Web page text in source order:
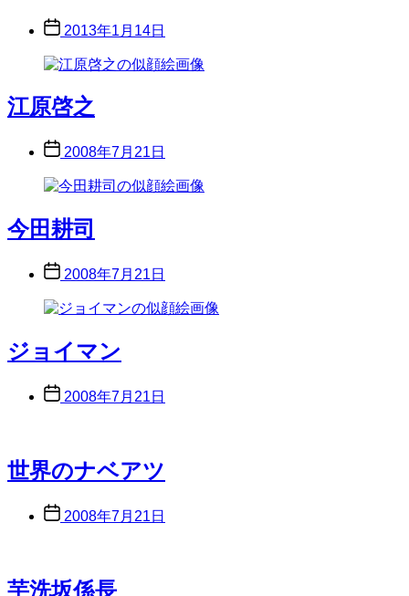
Post
date
2013年1月14日
江原啓之
Post
date
2008年7月21日
今田耕司
Post
date
2008年7月21日
ジョイマン
Post
date
2008年7月21日
世界のナベアツ
Post
date
2008年7月21日
芋洗坂係長